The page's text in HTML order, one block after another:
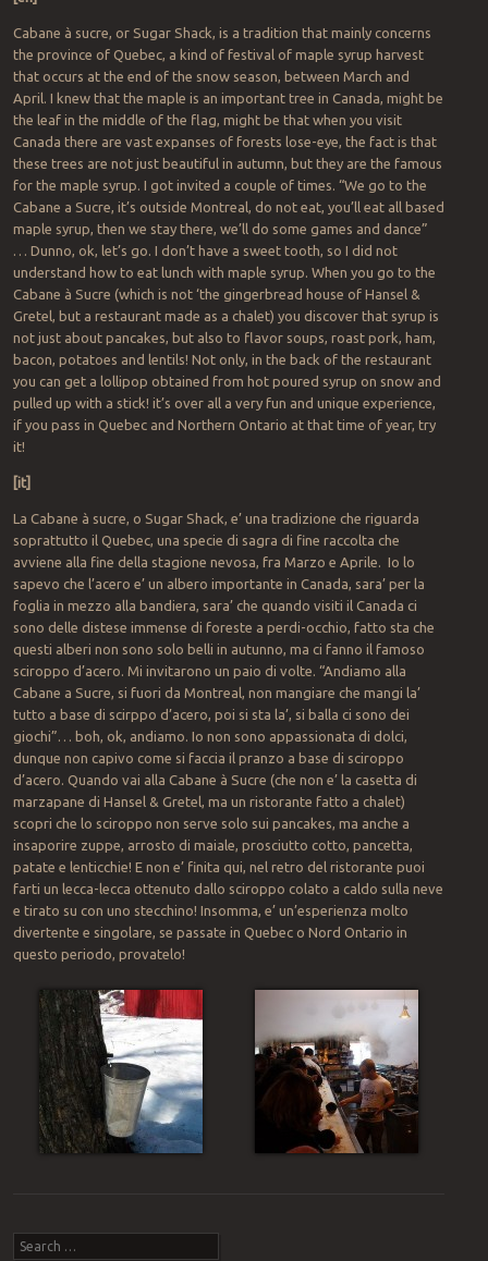
Cabane à sucre, or Sugar Shack, is a tradition that mainly concerns
the province of Quebec, a kind of festival of maple syrup harvest
that occurs at the end of the snow season, between March and
April. I knew that the maple is an important tree in Canada, might be
the leaf in the middle of the flag, might be that when you visit
Canada there are vast expanses of forests lose-eye, the fact is that
these trees are not just beautiful in autumn, but they are the famous
for the maple syrup. I got invited a couple of times. “We go to the
Cabane a Sucre, it’s outside Montreal, do not eat, you’ll eat all based
maple syrup, then we stay there, we’ll do some games and dance”
… Dunno, ok, let’s go. I don’t have a sweet tooth, so I did not
understand how to eat lunch with maple syrup. When you go to the
Cabane à Sucre (which is not ‘the gingerbread house of Hansel &
Gretel, but a restaurant made as a chalet) you discover that syrup is
not just about pancakes, but also to flavor soups, roast pork, ham,
bacon, potatoes and lentils! Not only, in the back of the restaurant
you can get a lollipop obtained from hot poured syrup on snow and
pulled up with a stick! it’s over all a very fun and unique experience,
if you pass in Quebec and Northern Ontario at that time of year, try
it!
[it]
La Cabane à sucre, o Sugar Shack, e’ una tradizione che riguarda
soprattutto il Quebec, una specie di sagra di fine raccolta che
avviene alla fine della stagione nevosa, fra Marzo e Aprile. Io lo
sapevo che l’acero e’ un albero importante in Canada, sara’ per la
foglia in mezzo alla bandiera, sara’ che quando visiti il Canada ci
sono delle distese immense di foreste a perdi-occhio, fatto sta che
questi alberi non sono solo belli in autunno, ma ci fanno il famoso
sciroppo d’acero. Mi invitarono un paio di volte. “Andiamo alla
Cabane a Sucre, si fuori da Montreal, non mangiare che mangi la’
tutto a base di scirppo d’acero, poi si sta la’, si balla ci sono dei
giochi”… boh, ok, andiamo. Io non sono appassionata di dolci,
dunque non capivo come si faccia il pranzo a base di sciroppo
d’acero. Quando vai alla Cabane à Sucre (che non e’ la casetta di
marzapane di Hansel & Gretel, ma un ristorante fatto a chalet)
scopri che lo sciroppo non serve solo sui pancakes, ma anche a
insaporire zuppe, arrosto di maiale, prosciutto cotto, pancetta,
patate e lenticchie! E non e’ finita qui, nel retro del ristorante puoi
farti un lecca-lecca ottenuto dallo sciroppo colato a caldo sulla neve
e tirato su con uno stecchino! Insomma, e’ un’esperienza molto
divertente e singolare, se passate in Quebec o Nord Ontario in
questo periodo, provatelo!
Search